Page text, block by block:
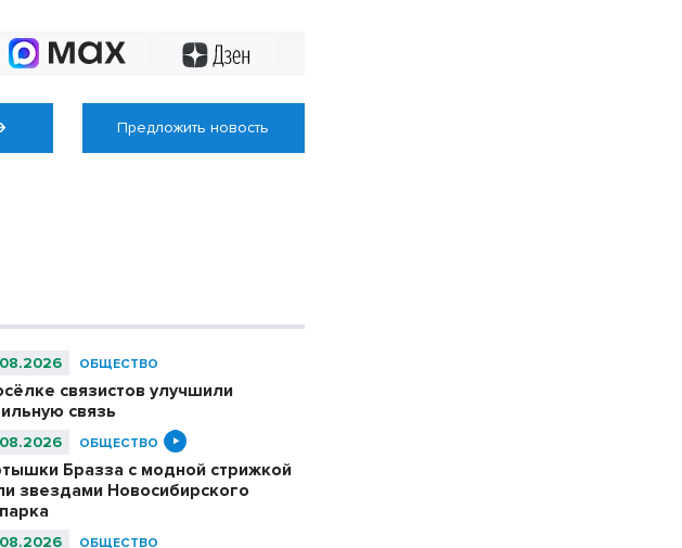
Предложить новость
ОБЩЕСТВО
связистов улучшили
связь
ОБЩЕСТВО
Бразза с модной стрижкой
звездами Новосибирского
ОБЩЕСТВО